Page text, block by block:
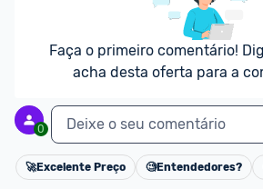
Faça o primeiro comentário!
acha desta oferta para a
0 Deixe o seu comentário
🚀Excelente Preço 🧐Entendedores?